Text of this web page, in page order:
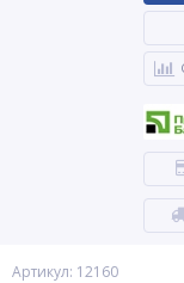
Артикул: 12160